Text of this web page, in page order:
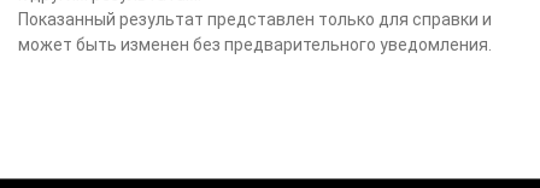
Показанный результат представлен только для справки и
может быть изменен без предварительного уведомления.